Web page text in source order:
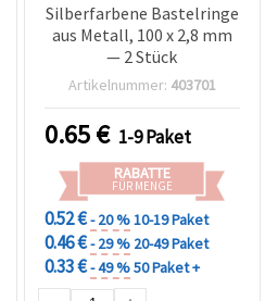
Silberfarbene Bastelringe
aus Metall, 100 x 2,8 mm
— 2 Stück
Artikelnummer: 403701
0.65€ 1-9 Paket
RABATTE
FÜR MENGE
0.52 €- 20 %10-19 Paket
0.46 €- 29 % 20-49 Paket
0.33 €- 49 %50 Paket +